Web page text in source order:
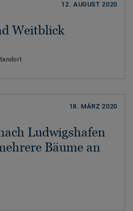
12. AUGUST 2020
Weitblick
18. MÄRZ 2020
Ludwigshafen
Bäume an